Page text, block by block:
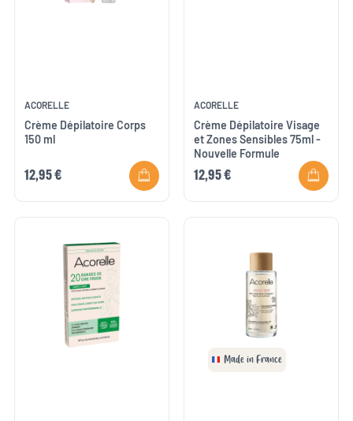
ACORELLE
Crème Dépilatoire Corps
150 ml
12,95 €
ACORELLE
Crème Dépilatoire Visage
et Zones Sensibles 75ml -
Nouvelle Formule
12,95 €
Made in France